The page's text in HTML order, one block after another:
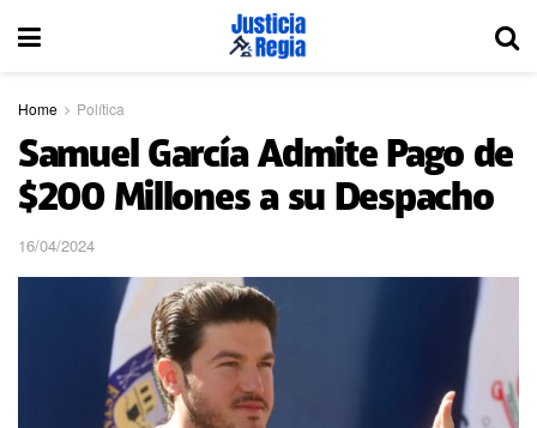
Home Política
Samuel García Admite Pago de
$200 Millones a su Despacho
16/04/2024